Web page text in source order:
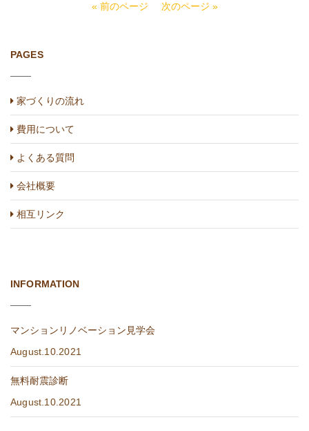
« 前のページ 次のページ »
PAGES
家づくりの流れ
費用について
よくある質問
会社概要
相互リンク
INFORMATION
マンションリノベーション見学会
August.10.2021
無料耐震診断
August.10.2021